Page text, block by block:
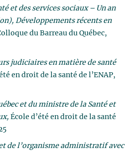
et des services sociaux – Un an
Développements récents en
du Barreau du Québec,
judiciaires en matière de santé
en droit de la santé de l’ENAP,
et du ministre de la Santé et
École d’été en droit de la santé
de l’organisme administratif avec